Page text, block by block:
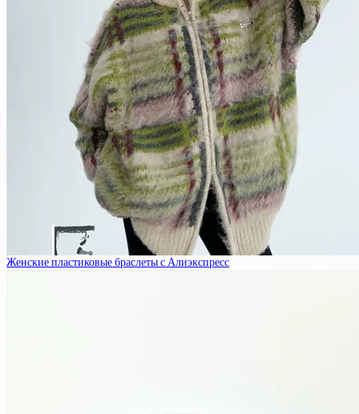
Женские пластиковые браслеты с Алиэкспресс